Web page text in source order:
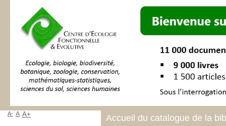
Accueil du catalogue de la
A- A A+